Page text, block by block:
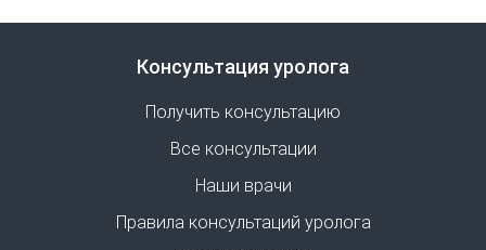
Консультация уролога
Получить консультацию
Все консультации
Наши врачи
Правила консультаций уролога